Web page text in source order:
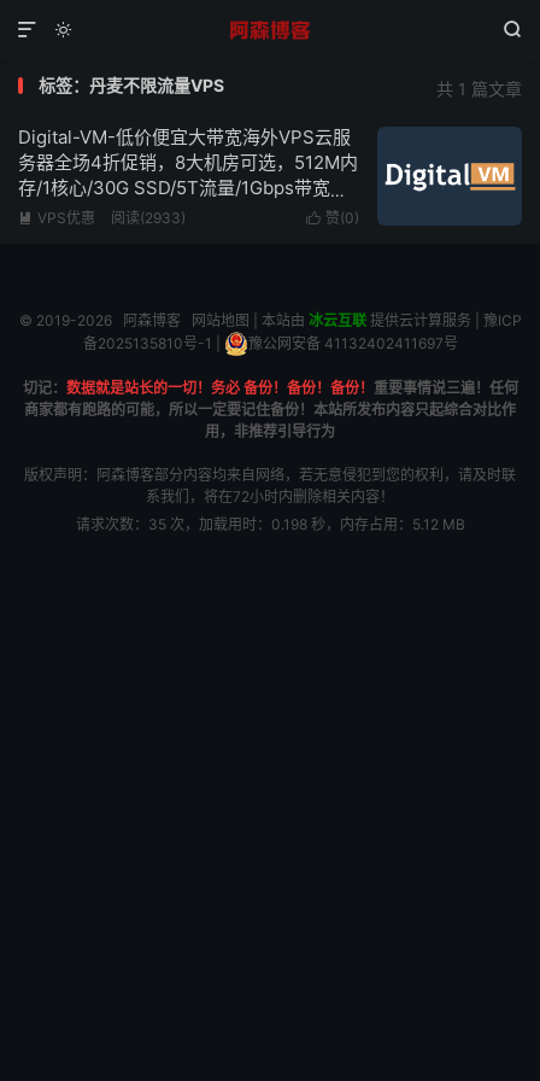
 

共 1 篇文章
标签：丹麦不限流量VPS
Digital-VM-低价便宜大带宽海外VPS云服
务器全场4折促销，8大机房可选，512M内
存/1核心/30G SSD/5T流量/1Gbps带宽，
低至$4/月起，最高10Gbps带宽不限流量
 赞(0)
 VPS优惠 阅读(2933)
© 2019-2026 阿森博客 网站地图 | 本站由 冰云互联提供云计算服务 | 豫ICP
备2025135810号-1
豫公网安备 41132402411697号
切记： 数据就是站长的一切！务必 备份！备份！备份！ 重要事情说三遍！任何
商家都有跑路的可能，所以一定要记住备份！本站所发布内容只起综合对比作
用，非推荐引导行为
版权声明：阿森博客部分内容均来自网络，若无意侵犯到您的权利，请及时联
系我们，将在72小时内删除相关内容！
请求次数：35 次，加载用时：0.198 秒，内存占用：5.12 MB